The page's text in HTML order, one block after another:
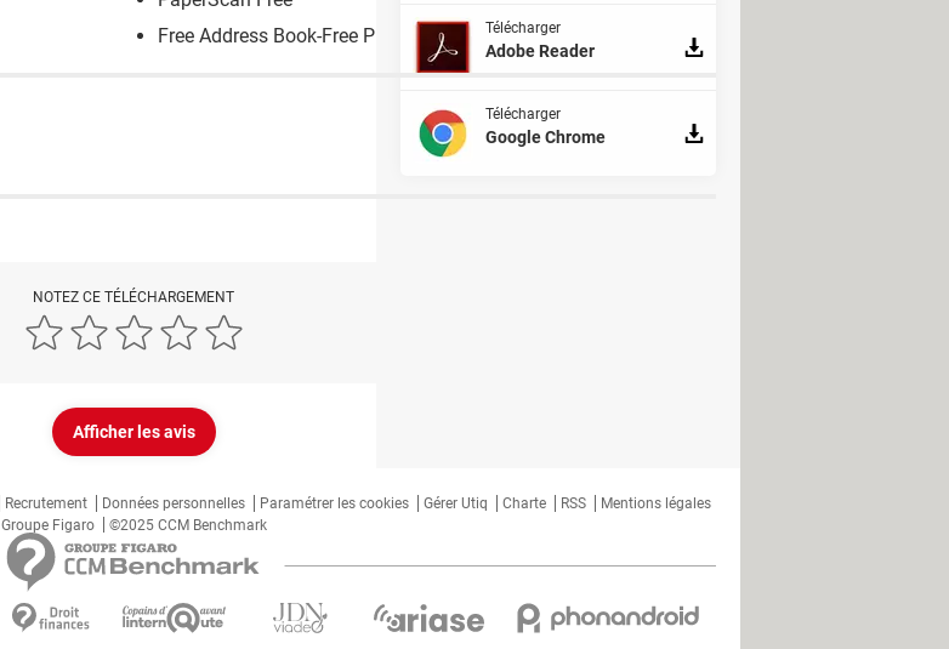
Free Address Book-Free Phone Book
NOTEZ CE TÉLÉCHARGEMENT
Afficher les avis
Télécharger
Adobe Reader
Télécharger
Google Chrome
Recrutement Données personnelles Paramétrer les cookies Gérer Utiq Charte RSS
Mentions légales
Groupe Figaro
©2025 CCM Benchmark